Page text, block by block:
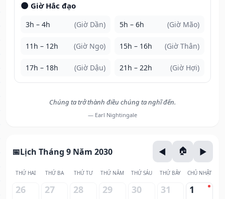
🌑 Giờ Hắc đạo
3h – 4h (Giờ Dần) 5h – 6h (Giờ Mão)
11h – 12h (Giờ Ngọ) 15h – 16h (Giờ Thân)
17h – 18h (Giờ Dậu) 21h – 22h (Giờ Hợi)
Chúng ta trở thành điều chúng ta nghĩ đến.
— Earl Nightingale
Lịch Tháng 9 Năm 2030
THỨ HAI THỨ BA THỨ TƯ THỨ NĂM THỨ SÁU THỨ BẢY CHỦ NHẬT
26 27 28 29 30 31 1